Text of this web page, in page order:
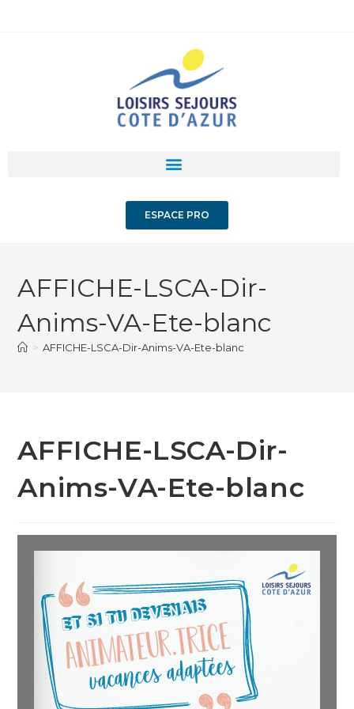
ESPACE PRO
AFFICHE-LSCA-Dir-
Anims-VA-Ete-blanc
> AFFICHE-LSCA-Dir-Anims-VA-Ete-blanc
AFFICHE-LSCA-Dir-
Anims-VA-Ete-blanc